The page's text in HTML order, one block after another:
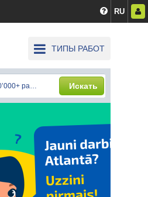
RU
ТИПЫ РАБОТ
Искать